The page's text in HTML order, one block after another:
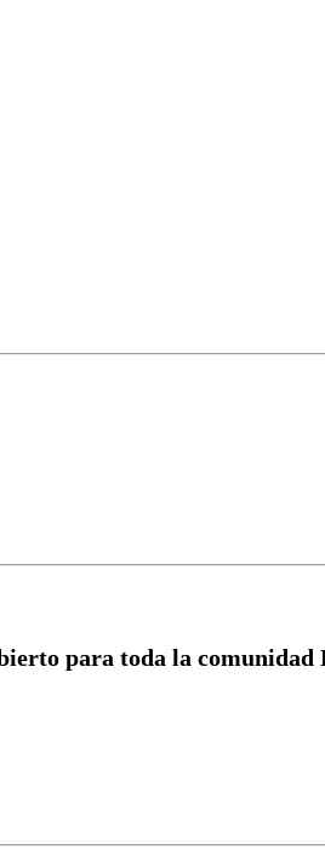
para toda la comunidad